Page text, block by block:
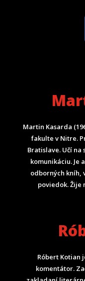
Martin Kasarda
fakulte v Nitre.
Bratislave. Učí
komunikáciu. Je
odborných kníh,
poviedok. Žije
Róbert Kotian
komentátor.